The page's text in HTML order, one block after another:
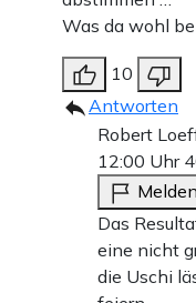
Was da wohl
10
Antworten
Robert
12:00 Uhr
Melden
Das
eine nicht
die Uschi